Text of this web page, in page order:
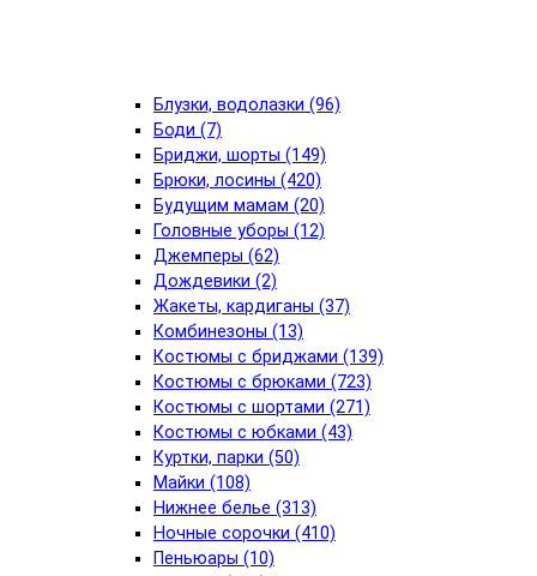
Блузки, водолазки (96)
Боди (7)
Бриджи, шорты (149)
Брюки, лосины (420)
Будущим мамам (20)
Головные уборы (12)
Джемперы (62)
Дождевики (2)
Жакеты, кардиганы (37)
Комбинезоны (13)
Костюмы с бриджами (139)
Костюмы с брюками (723)
Костюмы с шортами (271)
Костюмы с юбками (43)
Куртки, парки (50)
Майки (108)
Нижнее белье (313)
Ночные сорочки (410)
Пеньюары (10)